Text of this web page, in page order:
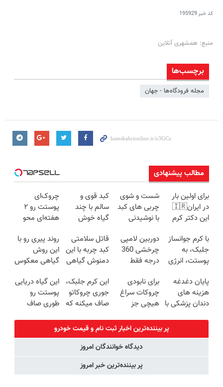
کد خبر195929
منبع: همشهری آنلاین
برچسب‌ها
مجله فرودگاه‌ها - جهان
مطالب پیشنهادی
برای اولین بار
در ایران🇮🇷
این دکتر کرم
روزه ساخت!
شست و شوی
چربی های کبد
با نوشیدنی
کبد قوی و
سالم با چند
گیاه خوش
چروک‌ای
پوستت رو ۲
هفته‌ای محو
تخفیف
با کرم جوانساز
جلبک، به
پوستت، انرژی
بده(تخفیف تا
امشب)
دوربین لامپی
چرخشی 360
درجه فقط
🔥 پرداخت
درب منزل
قاتل سلامتی
کبد چربه با این
دمنوش گیاهی
روند پیری رو با
این روش
گیاهی معکوس
پایان دغدغه
هزینه های
دندان پزشکی با
برای نابودی
چروکات سراغ
هیچی جز
نرو(تخفیف40%)
این کرم جلبک،
جوری چروکاتو
صاف میکنه که
کردی!(تخفیف
ویژه)
این گیاه دریایی
پوستت رو
طوری صاف
شدی🔥
پر بیننده‌ترین اخبار ثبت نام و قیمت خودرو
دیدگاه خوانندگان امروز
پر بیننده‌ترین خبر امروز